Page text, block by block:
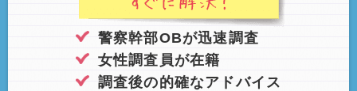
警察幹部OBが迅速調査
女性調査員が在籍
調査後の的確なアドバイス